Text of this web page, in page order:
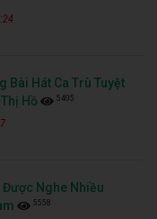
Bài Hát Ca Trù Tuyệt
Hồ
5405
Được Nghe Nhiều
5558